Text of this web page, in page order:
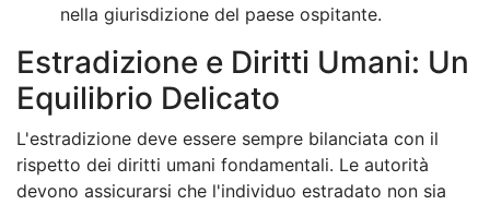
nella giurisdizione del paese ospitante.
Estradizione e Diritti Umani: Un
Equilibrio Delicato
L'estradizione deve essere sempre bilanciata con il
rispetto dei diritti umani fondamentali. Le autorità
devono assicurarsi che l'individuo estradato non sia